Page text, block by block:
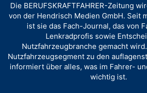
Die BERUFSKRAFTFAHRER-Zeitung
von der Hendrisch Medien GmbH. Seit
ist sie das Fach-Journal, das von
Lenkradprofis sowie
Nutzfahrzeugbranche gemacht
Nutzfahrzeugsegment zu den
informiert über alles, was im Fahrer-
wichtig ist.